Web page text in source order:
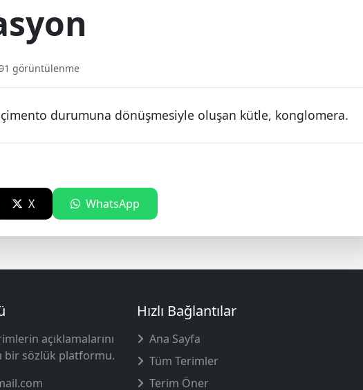
görüntülenme
çimento durumuna dönüşmesiyle oluşan kütle, konglomera.
X WhatsApp
açıklamalarını
bir sözlük platformu.
Hızlı Bağlantılar
Ana Sayfa
Tüm Terimler
Terim Öner